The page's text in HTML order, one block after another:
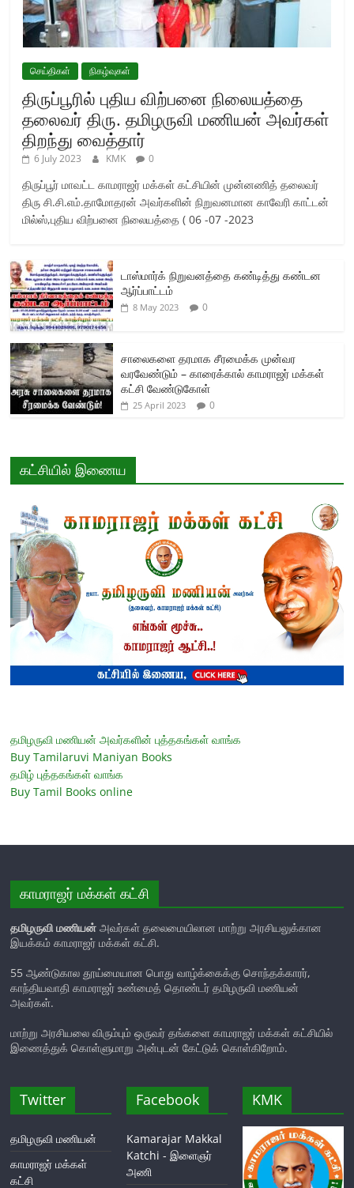
செய்திகள் நிகழ்வுகள்
திருப்பூரில் புதிய விற்பனை நிலையத்தை
தலைவர் திரு. தமிழருவி மணியன் அவர்கள்
திறந்து வைத்தார்
6 July 2023 KMK 0
திருப்பூர் மாவட்ட காமராஜர் மக்கள் கட்சியின் முன்னணித் தலைவர்
திரு சி.சி.எம்.தாமோதரன் அவர்களின் நிறுவனமான காவேரி காட்டன்
மில்ஸ்,புதிய விற்பனை நிலையத்தை ( 06 -07 -2023
டாஸ்மார்க் நிறுவனத்தை கண்டித்து கண்டன
ஆர்ப்பாட்டம்
8 May 2023 0
சாலைகளை தரமாக சீரமைக்க முன்வர
வரவேண்டும் – காரைக்கால் காமராஜர் மக்கள்
கட்சி வேண்டுகோள்
25 April 2023 0
கட்சியில் இணைய
தமிழருவி மணியன் அவர்களின் புத்தகங்கள் வாங்க
Buy Tamilaruvi Maniyan Books
தமிழ் புத்தகங்கள் வாங்க
Buy Tamil Books online
காமராஜர் மக்கள் கட்சி
தமிழருவி மணியன் அவர்கள் தலைமையிலான மாற்று அரசியலுக்கான
இயக்கம் காமராஜர் மக்கள் கட்சி.
55 ஆண்டுகால தூய்மையான பொது வாழ்க்கைக்கு சொந்தக்காரர்,
காந்தியவாதி காமராஜர் உண்மைத் தொண்டர் தமிழருவி மணியன்
அவர்கள்.
மாற்று அரசியலை விரும்பும் ஒருவர் தங்களை காமராஜர் மக்கள் கட்சியில்
இணைத்துக் கொள்ளுமாறு அன்புடன் கேட்டுக் கொள்கிறோம்.
Twitter
தமிழருவி மணியன்
காமராஜர் மக்கள்
கட்சி
Facebook
Kamarajar Makkal
Katchi - இளைஞர்
அணி
KMK